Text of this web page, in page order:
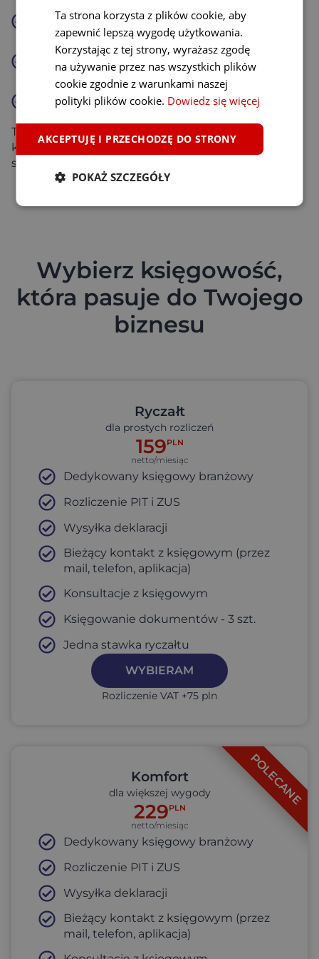
Pilnuje terminów i przypomina o ważnych
obowiązkach
Wspiera przy kredytach, leasingu, BDO, kasach
fiskalnych i terminalach
Zawsze stoi po Twojej stronie, a nie po stronie
To realne wsparcie i odpowiedzialność po stronie
księgowego, dzięki czemu Ty możesz skupić się na
swoim biznesie.
Wybierz księgowość,
która pasuje do Twojego
biznesu
Ryczałt
dla prostych rozliczeń
159PLN
netto/miesiąc
Dedykowany księgowy branżowy
Rozliczenie PIT i ZUS
Wysyłka deklaracji
Bieżący kontakt z księgowym (przez
mail, telefon, aplikacja)
Konsultacje z księgowym
Księgowanie dokumentów - 3 szt.
Jedna stawka ryczałtu
WYBIERAM
Rozliczenie VAT +75 pln
POLECANE
Komfort
dla większej wygody
229PLN
netto/miesiąc
Dedykowany księgowy branżowy
Rozliczenie PIT i ZUS
Wysyłka deklaracji
Bieżący kontakt z księgowym (przez
mail, telefon, aplikacja)
Ta strona korzysta z plików cookie, aby
zapewnić lepszą wygodę użytkowania.
Korzystając z tej strony, wyrażasz zgodę
na używanie przez nas wszystkich plików
cookie zgodnie z warunkami naszej
polityki plików cookie. Dowiedz się więcej
AKCEPTUJĘ I PRZECHODZĘ DO STRONY
POKAŻ SZCZEGÓŁY